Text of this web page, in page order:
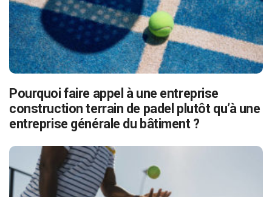
Pourquoi faire appel à une entreprise
construction terrain de padel plutôt qu’à une
entreprise générale du bâtiment ?